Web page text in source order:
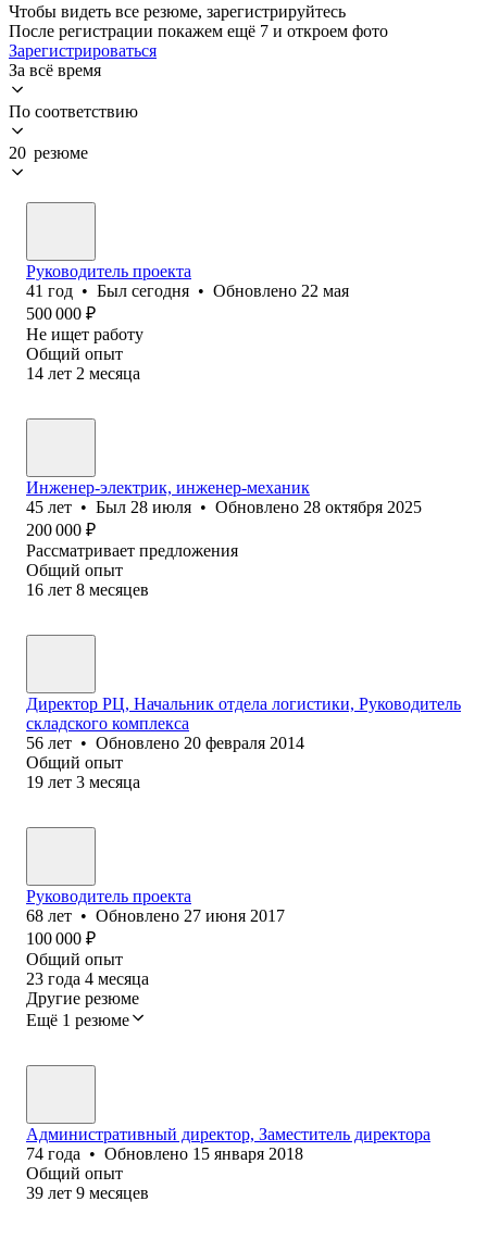
Чтобы видеть все резюме, зарегистрируйтесь
После регистрации покажем ещё 7 и откроем фото
Зарегистрироваться
За всё время
По соответствию
20 резюме
Руководитель проекта
41 год • Был сегодня • Обновлено 22 мая
500 000 ₽
Не ищет работу
Общий опыт
14 лет 2 месяца
Инженер-электрик, инженер-механик
45 лет • Был 28 июля • Обновлено 28 октября 2025
200 000 ₽
Рассматривает предложения
Общий опыт
16 лет 8 месяцев
Директор РЦ, Начальник отдела логистики, Руководитель
складского комплекса
56 лет • Обновлено 20 февраля 2014
Общий опыт
19 лет 3 месяца
Руководитель проекта
68 лет • Обновлено 27 июня 2017
100 000 ₽
Общий опыт
23 года 4 месяца
Другие резюме
Ещё 1 резюме
Административный директор, Заместитель директора
74 года • Обновлено 15 января 2018
Общий опыт
39 лет 9 месяцев